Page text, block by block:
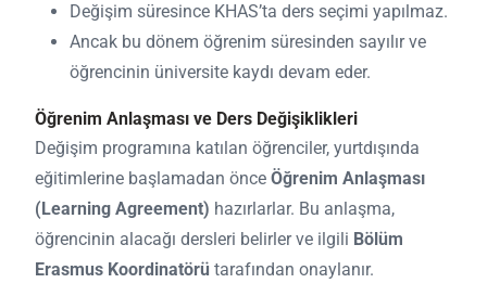
Değişim süresince KHAS’ta ders seçimi yapılmaz.
Ancak bu dönem öğrenim süresinden sayılır ve
öğrencinin üniversite kaydı devam eder.
Öğrenim Anlaşması ve Ders Değişiklikleri
Değişim programına katılan öğrenciler, yurtdışında
eğitimlerine başlamadan önce Öğrenim Anlaşması
(Learning Agreement) hazırlarlar. Bu anlaşma,
öğrencinin alacağı dersleri belirler ve ilgili Bölüm
Erasmus Koordinatörü tarafından onaylanır.